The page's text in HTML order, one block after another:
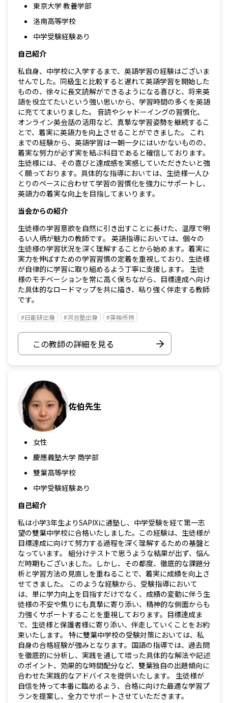
東京大学 教養学部
洛南高等学校
中学受験経験あり
自己紹介
私自身、中学校に入学するまで、英語学習の経験はございま
せんでした。同級生と比較すると遅れて英語学習を開始した
ものの、徐々に長文読解ができるようになる喜びと、将来英
語を役立てたいという強い思いから、学習時間の多くを英語
に充ててまいりました。 音読やシャドーイングの習慣化、
オンライン英会話の活用など、真摯な学習姿勢を継続するこ
とで、着実に英語力を向上させることができました。 これ
までの経験から、英語学習は一朝一夕にはいかないものの、
着実な努力が必ず実を結ぶ科目であると確信しております。
生徒様には、その喜びと達成感を実感していただきたいと強
く願っております。具体的な指導においては、生徒様一人ひ
とりのペースに合わせて学習の習慣化を強力にサポートし、
英語力の着実な向上を目指してまいります。
当会からの紹介
生徒様の学習意欲を自然に引き出すことに長けた、温厚で明
るい人柄が魅力の教師です。 英語指導においては、個々の
生徒様の学習状況を深く理解することから始めます。着実に
実力を伸ばすための学習習慣の定着を重視しており、生徒様
が自律的に学習に取り組めるよう丁寧に支援します。 生徒
様のモチベーションを常に高く保ちながら、目標達成へ向け
た具体的なロードマップを共に描き、粘り強く伴走する教師
です。
#日能研出身 #河合塾出身 #英検所持
この教師の詳細を見る
佐伯先生
女性
慶應義塾大学 商学部
雙葉高等学校
中学受験経験あり
自己紹介
私は小学3年生よりSAPIXに通塾し、中学受験を経て第一志
望の雙葉中学校に合格いたしました。この経験は、生徒様が
目標達成に向けて努力する過程を深く理解するための基盤と
なっています。 組分けテストで思うような結果が出ず、悩ん
だ時期もございました。しかし、その都度、徹底的な課題分
析と学習方法の見直しを重ねることで、着実に成績を向上さ
せてきました。 このような経験から、受験指導において
は、単に学力向上を目指すだけでなく、成績の変動に伴う生
徒様の不安や焦りにも真摯に寄り添い、精神的な側面からも
力強くサポートすることを重視しております。目標達成ま
で、生徒様と保護者様に寄り添い、伴走していくことをお約
束いたします。 特に雙葉中学校の受験対策においては、私
自身の合格経験が強みとなります。国語の指導では、過去問
を徹底的に分析し、実践を通して培った具体的な解法や記述
のポイント、効果的な時間配分など、雙葉独自の出題傾向に
合わせた実践的なアドバイスを提供いたします。 生徒様が
自信を持って本番に臨めるよう、合格に向けた最適な学習プ
ランを提案し、全力でサポートさせていただきます。